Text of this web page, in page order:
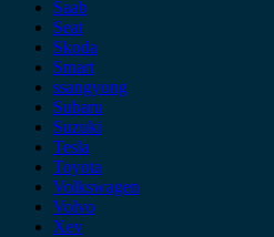
Saab
Seat
Skoda
Smart
ssangyong
Subaru
Suzuki
Tesla
Toyota
Volkswagen
Volvo
Xev